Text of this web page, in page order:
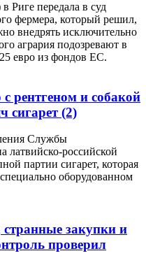
Риге передала в суд
фермера, который решил,
внедрять исключительно
агрария подозревают в
евро из фондов ЕС.
рентгеном и собакой
сигарет(2)
Службы
латвийско-российской
партии сигарет, которая
оборудованном
странные закупки и
проверил